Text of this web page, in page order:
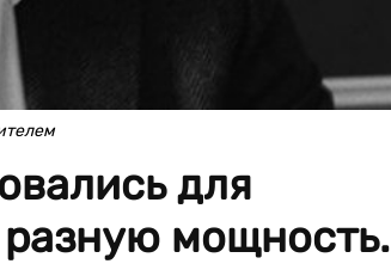
для
мощность.